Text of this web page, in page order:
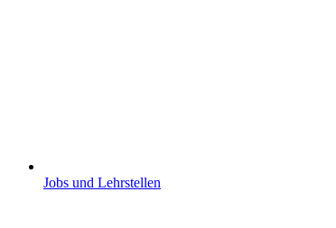
Jobs und Lehrstellen